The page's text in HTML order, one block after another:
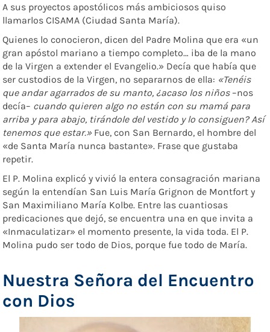
A sus proyectos apostólicos más ambiciosos quiso
llamarlos CISAMA (Ciudad Santa María).
Quienes lo conocieron, dicen del Padre Molina que era «un
gran apóstol mariano a tiempo completo… iba de la mano
de la Virgen a extender el Evangelio.» Decía que había que
ser custodios de la Virgen, no separarnos de ella: «Tenéis
que andar agarrados de su manto, ¿acaso los niños –nos
decía– cuando quieren algo no están con su mamá para
arriba y para abajo, tirándole del vestido y lo consiguen? Así
tenemos que estar.» Fue, con San Bernardo, el hombre del
«de Santa María nunca bastante». Frase que gustaba
repetir.
El P. Molina explicó y vivió la entera consagración mariana
según la entendían San Luis María Grignon de Montfort y
San Maximiliano María Kolbe. Entre las cuantiosas
predicaciones que dejó, se encuentra una en que invita a
«Inmaculatizar» el momento presente, la vida toda. El P.
Molina pudo ser todo de Dios, porque fue todo de María.
Nuestra Señora del Encuentro
con Dios